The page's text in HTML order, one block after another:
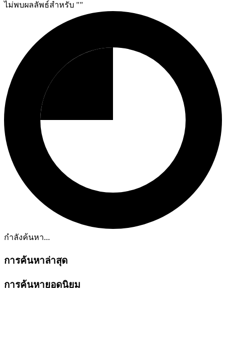
ไม่พบผลลัพธ์สำหรับ ""
กำลังค้นหา...
การค้นหาล่าสุด
การค้นหายอดนิยม